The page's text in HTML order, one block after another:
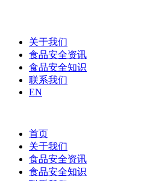
关于我们
食品安全资讯
食品安全知识
联系我们
EN
首页
关于我们
食品安全资讯
食品安全知识